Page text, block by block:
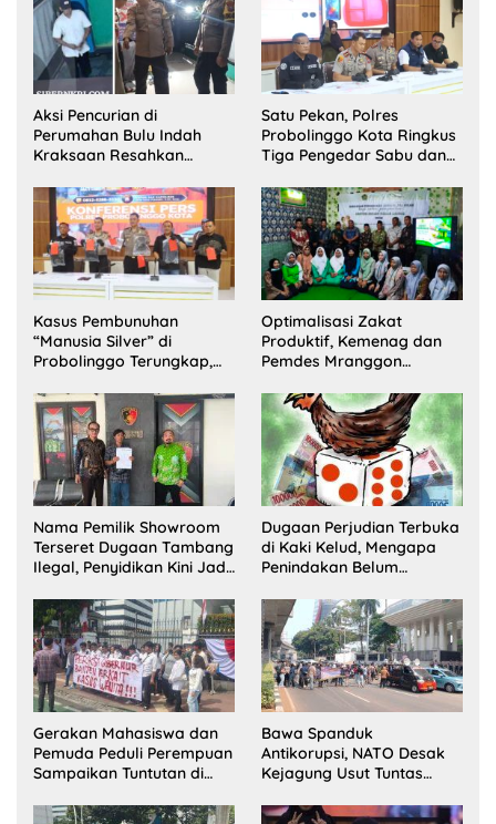
Aksi Pencurian di
Perumahan Bulu Indah
Kraksaan Resahkan
Satu Pekan, Polres
Probolinggo Kota Ringkus
Tiga Pengedar Sabu dan
Kasus Pembunuhan
“Manusia Silver” di
Probolinggo Terungkap,
Satu Buron
Optimalisasi Zakat
Produktif, Kemenag dan
Pemdes Mranggon
Pelaksana Kampung
Zakat
Nama Pemilik Showroom
Terseret Dugaan Tambang
Ilegal, Penyidikan Kini Jadi
Dugaan Perjudian Terbuka
di Kaki Kelud, Mengapa
Penindakan Belum
Gerakan Mahasiswa dan
Pemuda Peduli Perempuan
Sampaikan Tuntutan di
Bawa Spanduk
Antikorupsi, NATO Desak
Kejagung Usut Tuntas